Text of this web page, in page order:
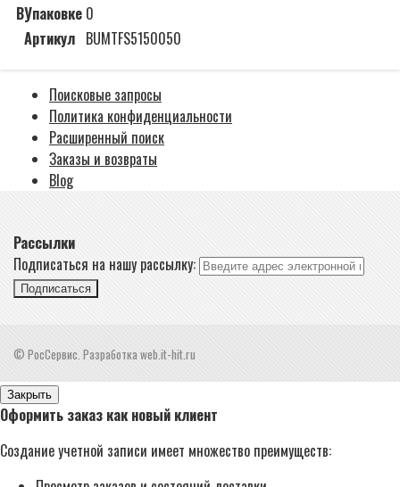
ВУпаковке 0
Артикул BUMTFS5150050
Поисковые запросы
Политика конфиденциальности
Расширенный поиск
Заказы и возвраты
Blog
Рассылки
Подписаться на нашу рассылку:
Подписаться
© РосСервис. Разработка web.it-hit.ru
Закрыть
Оформить заказ как новый клиент
Создание учетной записи имеет множество преимуществ: